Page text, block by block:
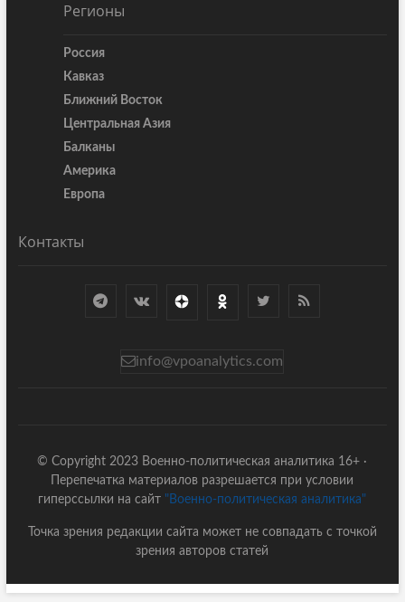
Регионы
Россия
Кавказ
Ближний Восток
Центральная Азия
Балканы
Америка
Европа
Контакты
info@vpoanalytics.com
© Copyright 2023 Военно-политическая аналитика 16+ ·
Перепечатка материалов разрешается при условии
гиперссылки на сайт "Военно-политическая аналитика"
Точка зрения редакции сайта может не совпадать с точкой
зрения авторов статей